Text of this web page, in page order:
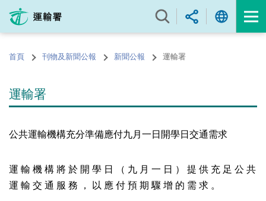
內
的首頁 刊物及新聞公報 新聞公報 運輸署
運輸署
公共運輸機構充分準備應付九月一日開學日交通需求
運 輸 機 構 將 於 開 學 日 （ 九 月 一 日 ） 提 供 充 足 公 共
運 輸 交 通 服 務 ， 以 應 付 預 期 驟 增 的 需 求 。